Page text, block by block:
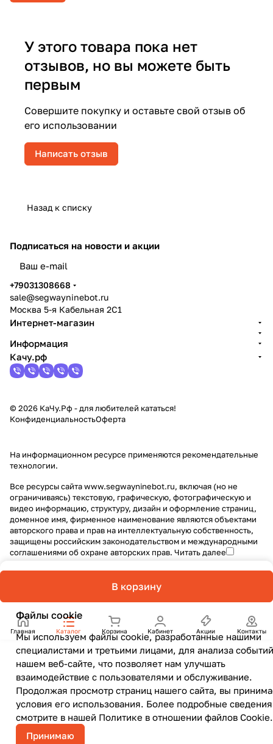
У этого товара пока нет
отзывов, но вы можете быть
первым
Совершите покупку и оставьте свой отзыв об
его использовании
Написать отзыв
Назад к списку
В корзину
Главная Каталог Корзина Кабинет Акции Контакты
Файлы cookie
Мы используем файлы cookie, разработанные нашими
специалистами и третьими лицами, для анализа
нашем веб-сайте, что позволяет нам улучшать
взаимодействие с пользователями и обслуживание.
Продолжая просмотр страниц нашего сайта, вы
условия его использования. Более подробные сведения
смотрите в нашей Политике в отношении файлов Cookie.
Принимаю
Подписаться на новости и акции
+79031308668
sale@segwayninebot.ru
Москва 5-я Кабельная 2С1
Интернет-магазин
Информация
Качу.рф
© 2026 КаЧу.Рф - для любителей кататься!
КонфиденциальностьОферта
На информационном ресурсе применяются рекомендательные
технологии.
Все ресурсы сайта www.segwayninebot.ru, включая (но не
ограничиваясь) текстовую, графическую, фотографическую и
видео информацию, структуру, дизайн и оформление страниц,
доменное имя, фирменное наименование являются объектами
авторского права и прав на интеллектуальную собственность,
защищены российским законодательством и международными
соглашениями об охране авторских прав. Читать далее